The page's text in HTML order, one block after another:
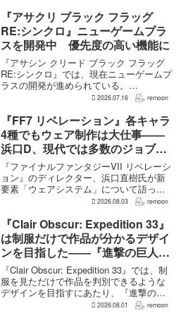
性があるとの認識を示した。
GamesRadar+のイン...
『アサクリ ブラック フラッグ
RE:シンクロ』ニューゲームプラ
スを開発中 優先度の高い機能に
『アサシン クリード ブラック フラッグ
RE:シンクロ』では、現在ニューゲームプ
ラスの開発が進められている。
GamesRadar+によると、ゲームディレク
JorRaptor氏による...
2026.07.16 remoon
『FF7 リベレーション』各キャラ
4種でもウェア制作は大仕事――
浜口D、現代では多数のジョブを
1作に盛り込むのは極めて困難と
説明
『ファイナルファンタジーVII リベレーシ
ョン』のディレクター、浜口直樹氏が新
要素「ウェアシステム」について語っ
た。本作では8人のパーティキャラクター
が、キャラクター数が多いため、作業量
はかなりのものにな...
2026.08.03 remoon
『Clair Obscur: Expedition 33』
は制服だけで作品が分かるデザイ
ンを目指した――『進撃の巨人』
の制服と『BLEACH』のキャラ
造形が影響
『Clair Obscur: Expedition 33』では、制
服を見ただけで作品を判別できるような
デザインを目指すにあたり、『進撃の巨
人』を参考にしたという。あわせて、キ
2026.08.01 remoon